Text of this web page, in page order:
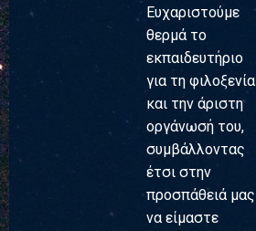
Ευχαριστούμε
θερμά το
εκπαιδευτήριο
για τη φιλοξενία
και την άριστη
οργάνωσή του,
συμβάλλοντας
έτσι στην
προσπάθειά μας
να είμαστε